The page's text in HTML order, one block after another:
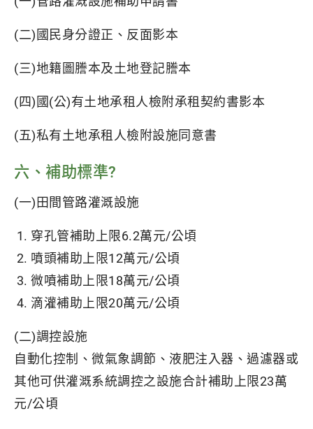
(二)國民身分證正、反面影本
(三)地籍圖謄本及土地登記謄本
(四)國(公)有土地承租人檢附承租契約書影本
(五)私有土地承租人檢附設施同意書
六、補助標準?
(一)田間管路灌溉設施
穿孔管補助上限6.2萬元/公頃
噴頭補助上限12萬元/公頃
微噴補助上限18萬元/公頃
滴灌補助上限20萬元/公頃
(二)調控設施
自動化控制、微氣象調節、液肥注入器、過濾器或
其他可供灌溉系統調控之設施合計補助上限23萬
元/公頃